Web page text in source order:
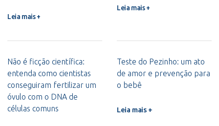
Leia mais +
Leia mais +
Não é ficção científica:
entenda como cientistas
conseguiram fertilizar um
óvulo com o DNA de
células comuns
Teste do Pezinho: um ato
de amor e prevenção para
o bebê
Leia mais +